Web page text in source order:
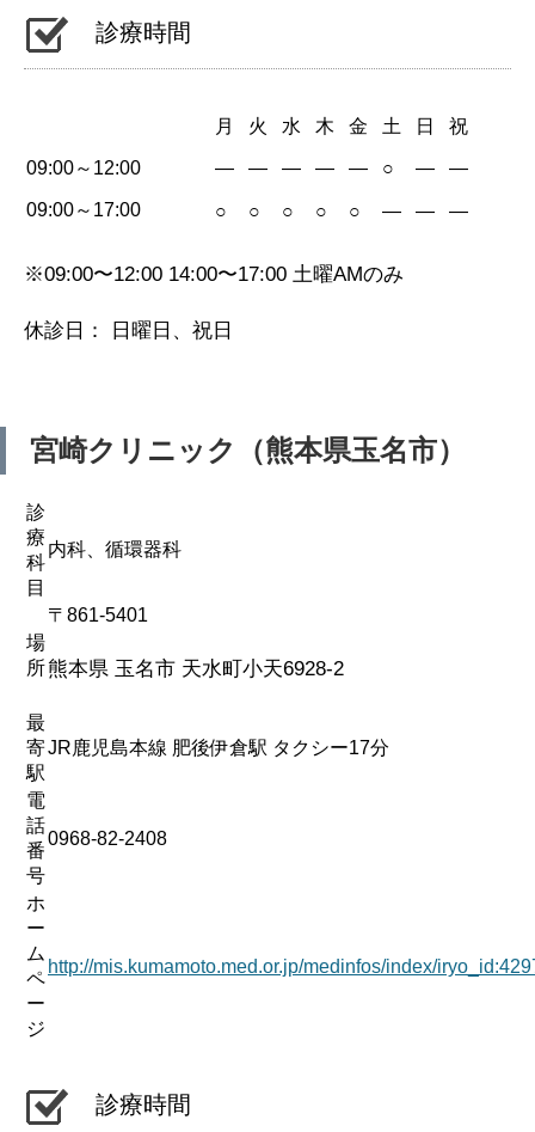
診療時間
月 火 水 木 金 土 日 祝
09:00～12:00 — — — — — ○ — —
09:00～17:00 ○ ○ ○ ○ ○ — — —
※09:00〜12:00 14:00〜17:00 土曜AMのみ
休診日： 日曜日、祝日
宮崎クリニック（熊本県玉名市）
診
療
科
目
内科、循環器科
場
所
〒861-5401
熊本県 玉名市 天水町小天6928-2
最
寄
駅
JR鹿児島本線 肥後伊倉駅 タクシー17分
電
話
番
号
0968-82-2408
ホ
ー
ム
ペ
ー
ジ
http://mis.kumamoto.med.or.jp/medinfos/index/
診療時間